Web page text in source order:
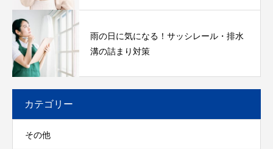
雨の日に気になる！サッシレール・排水
溝の詰まり対策
カテゴリー
その他